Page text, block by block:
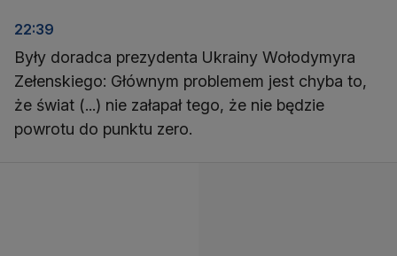
22:39
Były doradca prezydenta Ukrainy Wołodymyra
Zełenskiego: Głównym problemem jest chyba to,
że świat (...) nie załapał tego, że nie będzie
powrotu do punktu zero.